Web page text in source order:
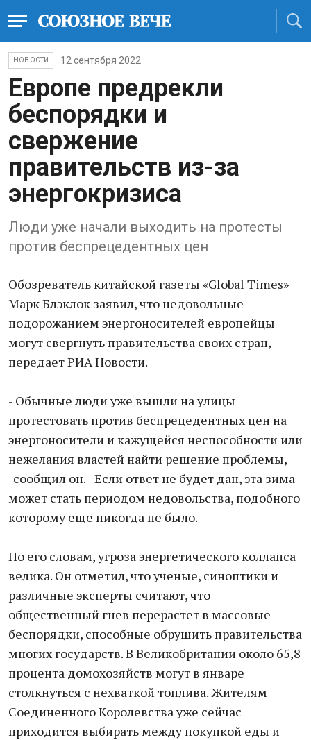
НОВОСТИ 12 сентября 2022
Европе предрекли
беспорядки и
свержение
правительств из-за
энергокризиса
Люди уже начали выходить на протесты
против беспрецедентных цен
Обозреватель китайской газеты «Global Times»
Марк Блэклок заявил, что недовольные
подорожанием энергоносителей европейцы
могут свергнуть правительства своих стран,
передает РИА Новости.
- Обычные люди уже вышли на улицы
протестовать против беспрецедентных цен на
энергоносители и кажущейся неспособности или
нежелания властей найти решение проблемы,
-сообщил он. - Если ответ не будет дан, эта зима
может стать периодом недовольства, подобного
которому еще никогда не было.
По его словам, угроза энергетического коллапса
велика. Он отметил, что ученые, синоптики и
различные эксперты считают, что
общественный гнев перерастет в массовые
беспорядки, способные обрушить правительства
многих государств. В Великобритании около 65,8
процента домохозяйств могут в январе
столкнуться с нехваткой топлива. Жителям
Соединенного Королевства уже сейчас
приходится выбирать между покупкой еды и